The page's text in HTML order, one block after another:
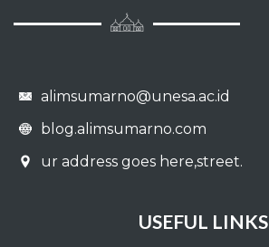
Talaq
Aqiqah
alimsumarno@unesa.ac.id
blog.alimsumarno.com
ur address goes here,street.
USEFUL LINKS